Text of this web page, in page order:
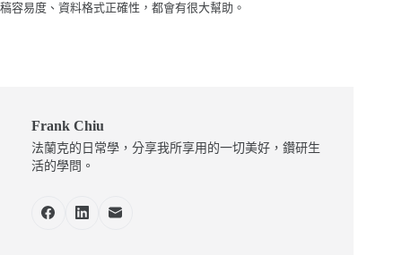
稿容易度、資料格式正確性，都會有很大幫助。
Frank Chiu
法蘭克的日常學，分享我所享用的一切美好，鑽研生
活的學問。